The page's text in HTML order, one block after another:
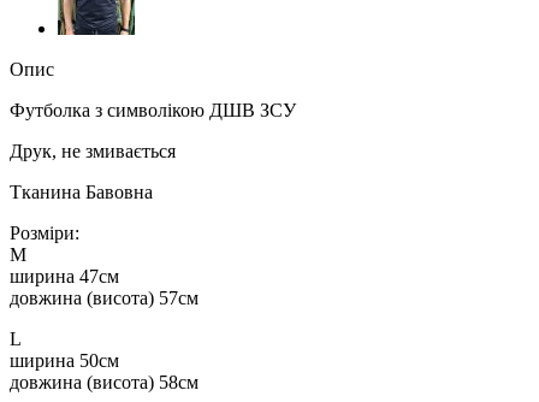
Опис
Футболка з символікою ДШВ ЗСУ
Друк, не змивається
Тканина Бавовна
Розміри:
М
ширина 47см
довжина (висота) 57см
L
ширина 50см
​довжина (висота) 58см